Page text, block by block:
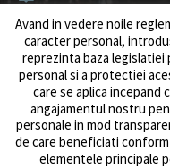
Anunt concurs
05/08/2026 inResurse umane /
Intreruperi alimentare
03/08/2026 Anunturi
Avand in vedere noile
caracter personal,
reprezinta baza
personal si a protectiei
care se aplica incepand
angajamentul nostru
personale in mod
de care beneficiati
elementele principale